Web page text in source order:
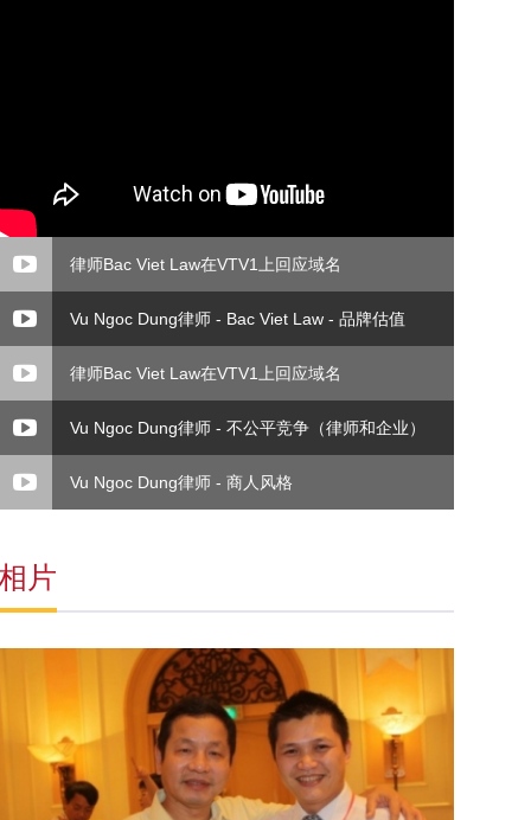
律师Bac Viet Law在VTV1上回应域名
Vu Ngoc Dung律师 - Bac Viet Law - 品牌估值
律师Bac Viet Law在VTV1上回应域名
Vu Ngoc Dung律师 - 不公平竞争（律师和企业）
Vu Ngoc Dung律师 - 商人风格
片